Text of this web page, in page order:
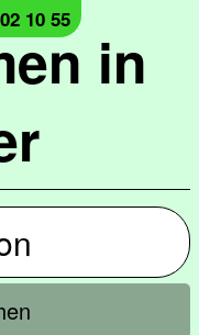
in
10 55